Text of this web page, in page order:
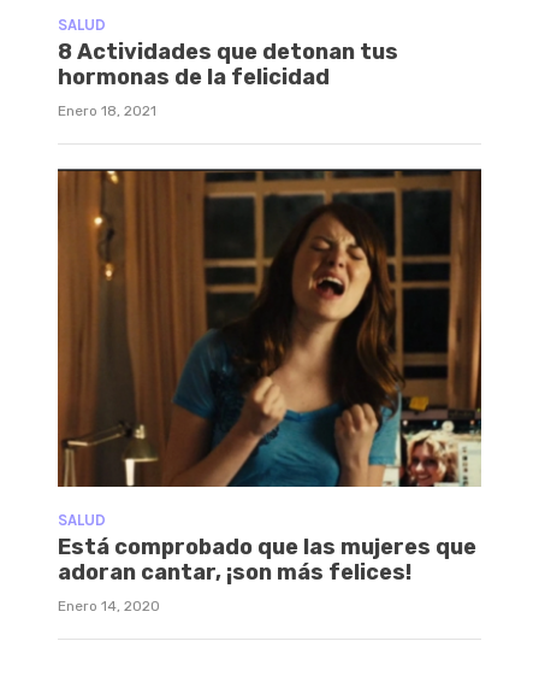
SALUD
8 Actividades que detonan tus
hormonas de la felicidad
Enero 18, 2021
SALUD
Está comprobado que las mujeres que
adoran cantar, ¡son más felices!
Enero 14, 2020